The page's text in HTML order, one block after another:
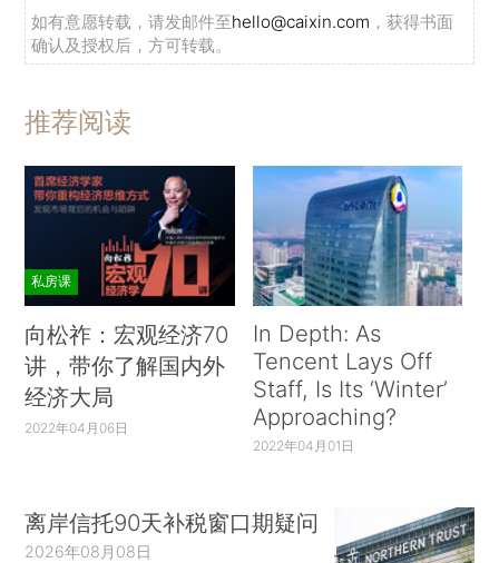
如有意愿转载，请发邮件至hello@caixin.com ，获得书面
确认及授权后，方可转载。
推荐阅读
私房课
向松祚：宏观经济70
讲，带你了解国内外
经济大局
2022年04月06日
In Depth: As
Tencent Lays Off
Staff, Is Its ‘Winter’
Approaching?
2022年04月01日
离岸信托90天补税窗口期疑问
2026年08月08日